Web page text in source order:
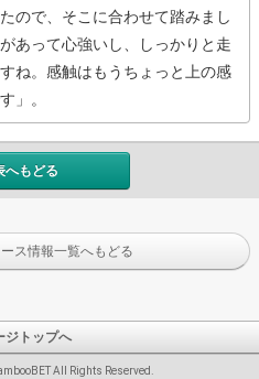
ので、そこに合わせて踏みまし
あって心強いし、しっかりと走
ね。感触はもうちょっと上の感
」。
へもどる
ス情報一覧へもどる
ジトップへ
All Rights Reserved.